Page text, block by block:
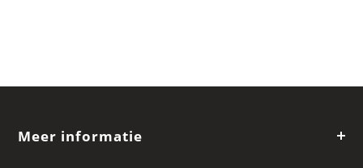
Meer informatie